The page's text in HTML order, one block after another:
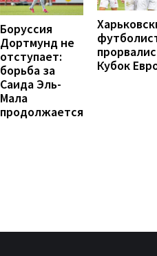
Боруссия
Дортмунд не
отступает:
борьба за
Саида Эль-
Мала
продолжается
Кубок